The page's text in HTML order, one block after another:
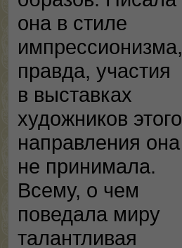
она в стиле
импрессионизма,
правда, участия
в выставках
художников этого
направления она
не принимала.
Всему, о чем
поведала миру
талантливая